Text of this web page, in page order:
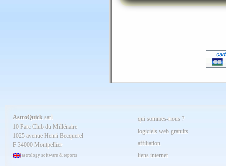
AstroQuick sarl
10 Parc Club du Millénaire
1025 avenue Henri Becquerel
F 34000 Montpellier
astrology software & reports
qui sommes-nous ?
logiciels web gratuits
affiliation
liens internet